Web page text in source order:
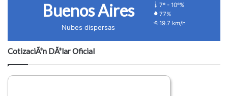
Buenos Aires
Nubes dispersas
7º - 10º%
77%
19.7 km/h
CotizaciÃ³n DÃ³lar Oficial